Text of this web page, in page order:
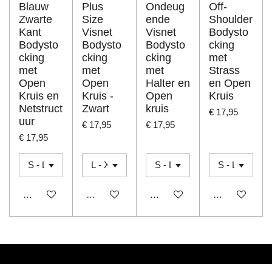
Blauw
Zwarte
Kant
Bodysto
cking
met
Open
Kruis en
Netstruct
uur
€ 17,95
In winkelwagen
Plus
Size
Visnet
Bodysto
cking
met
Open
Kruis -
Zwart
€ 17,95
In winkelwagen
Ondeug
ende
Visnet
Bodysto
cking
met
Halter en
Open
kruis
€ 17,95
In winkelwagen
Off-
Shoulder
Bodysto
cking
met
Strass
en Open
Kruis
€ 17,95
In